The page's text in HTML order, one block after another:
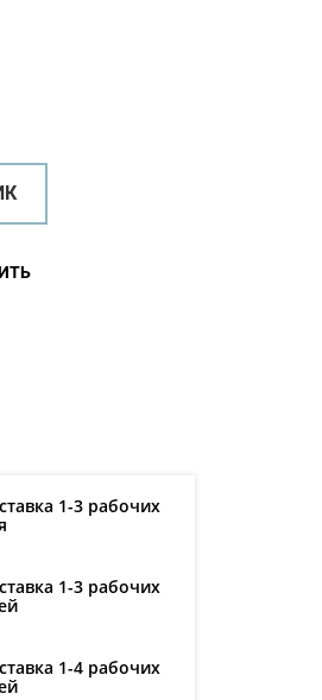
1-3 рабочих
1-3 рабочих
1-4 рабочих